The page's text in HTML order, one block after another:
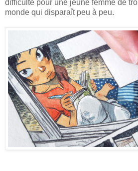
difficulté pour une jeune femme de
monde qui disparaît peu à peu.